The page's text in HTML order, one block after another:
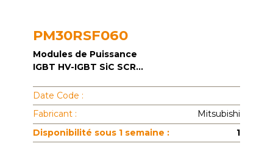
PM30RSF060
Modules de Puissance
IGBT HV-IGBT SiC SCR...
Date Code :
Fabricant :
Mitsubishi
Disponibilité sous 1 semaine :
1